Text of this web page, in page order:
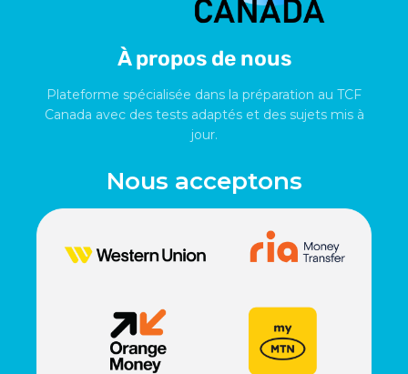
À propos de nous
Plateforme spécialisée dans la préparation au TCF
Canada avec des tests adaptés et des sujets mis à
jour.
Nous acceptons